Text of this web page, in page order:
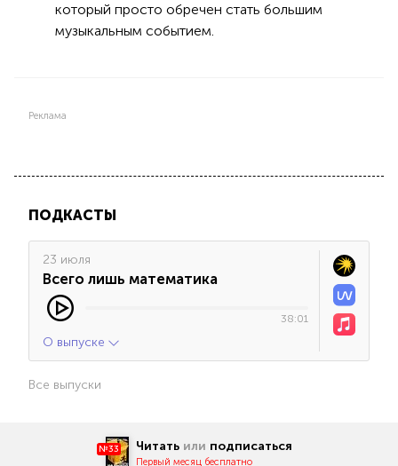
который просто обречен стать большим
музыкальным событием.
Реклама
ПОДКАСТЫ
23 июля
Всего лишь математика
38:01
О выпуске
Все выпуски
№33 Читать или подписаться
Первый месяц бесплатно